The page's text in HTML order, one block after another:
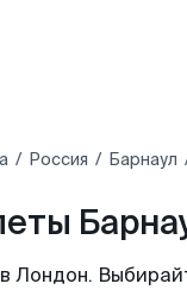
Россия Барнаул
Лондон.